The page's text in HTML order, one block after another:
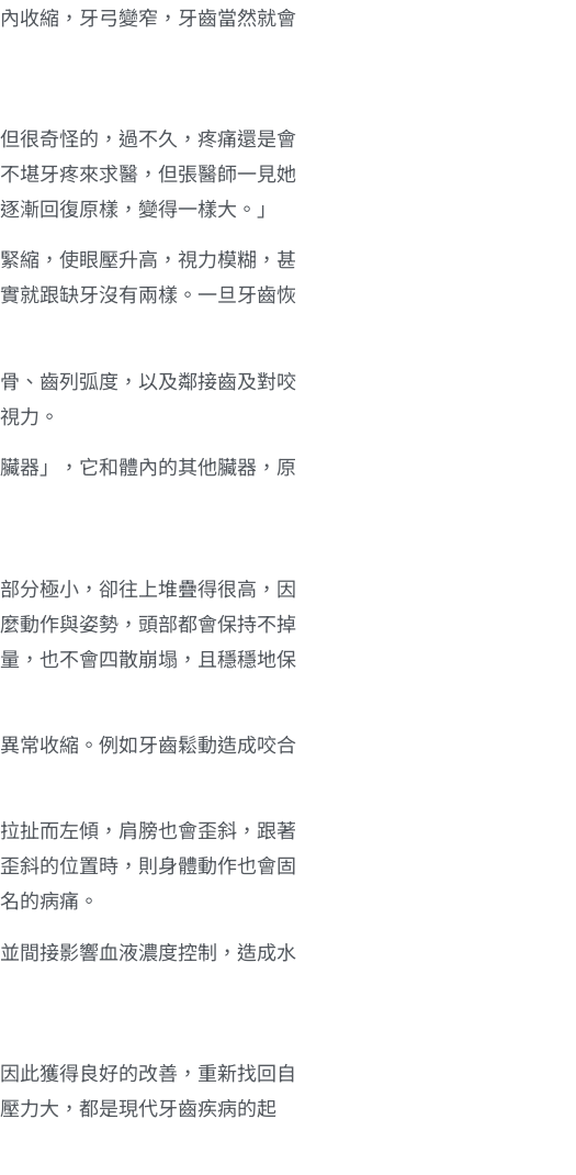
收縮，牙弓變窄，牙齒當然就會
很奇怪的，過不久，疼痛還是會
堪牙疼來求醫，但張醫師一見她
回復原樣，變得一樣大。」
縮，使眼壓升高，視力模糊，甚
就跟缺牙沒有兩樣。一旦牙齒恢
、齒列弧度，以及鄰接齒及對咬
力。
器」，它和體內的其他臟器，原
分極小，卻往上堆疊得很高，因
動作與姿勢，頭部都會保持不掉
，也不會四散崩塌，且穩穩地保
常收縮。例如牙齒鬆動造成咬合
扯而左傾，肩膀也會歪斜，跟著
斜的位置時，則身體動作也會固
的病痛。
間接影響血液濃度控制，造成水
此獲得良好的改善，重新找回自
力大，都是現代牙齒疾病的起